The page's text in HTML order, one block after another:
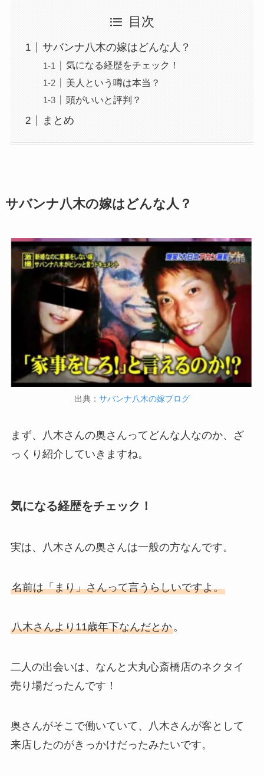
目次
サバンナ八木の嫁はどんな人？
気になる経歴をチェック！
美人という噂は本当？
頭がいいと評判？
まとめ
サバンナ八木の嫁はどんな人？
出典： サバンナ八木の嫁ブログ
まず、八木さんの奥さんってどんな人なのか、ざ
っくり紹介していきますね。
気になる経歴をチェック！
実は、八木さんの奥さんは一般の方なんです。
名前は「まり」さんって言うらしいですよ。
八木さんより11歳年下なんだとか。
二人の出会いは、なんと大丸心斎橋店のネクタイ
売り場だったんです！
奥さんがそこで働いていて、八木さんが客として
来店したのがきっかけだったみたいです。